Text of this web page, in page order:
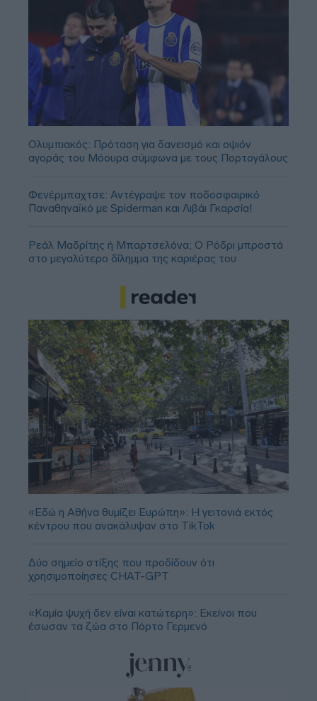
Ολυμπιακός: Πρόταση για δανεισμό και οψιόν
αγοράς του Μόουρα σύμφωνα με τους Πορτογάλους
Φενέρμπαχτσε: Αντέγραψε τον ποδοσφαιρικό
Παναθηναϊκό με Spiderman και Λιβάι Γκαρσία!
Ρεάλ Μαδρίτης ή Μπαρτσελόνα; Ο Ρόδρι μπροστά
στο μεγαλύτερο δίλημμα της καριέρας του
«Εδώ η Αθήνα θυμίζει Ευρώπη»: H γειτονιά εκτός
κέντρου που ανακάλυψαν στο TikTok
Δύο σημείο στίξης που προδίδουν ότι
χρησιμοποίησες CHAT-GPT
«Καμία ψυχή δεν είναι κατώτερη»: Εκείνοι που
έσωσαν τα ζώα στο Πόρτο Γερμενό